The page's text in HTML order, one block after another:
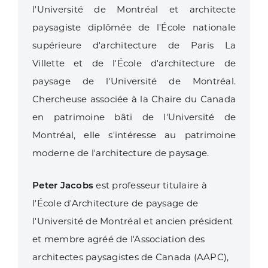
l'Université de Montréal et architecte
paysagiste diplômée de l'École nationale
supérieure d'architecture de Paris La
Villette et de l'École d'architecture de
paysage de l'Université de Montréal.
Chercheuse associée à la Chaire du Canada
en patrimoine bâti de l'Université de
Montréal, elle s'intéresse au patrimoine
moderne de l'architecture de paysage.
Peter Jacobs est professeur titulaire à
l'École d'Architecture de paysage de
l'Université de Montréal et ancien président
et membre agréé de l'Association des
architectes paysagistes de Canada (AAPC),